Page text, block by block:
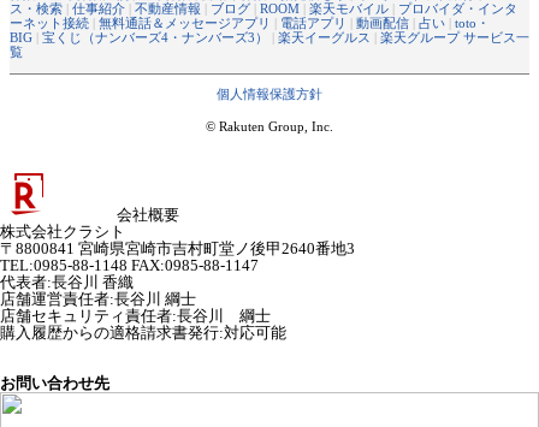
ス・検索 | 仕事紹介 | 不動産情報 | ブログ | ROOM | 楽天モバイル | プロバイダ・インタ
ーネット接続 | 無料通話＆メッセージアプリ | 電話アプリ | 動画配信 | 占い | toto・
BIG | 宝くじ（ナンバーズ4・ナンバーズ3） | 楽天イーグルス | 楽天グループ サービス一
覧
個人情報保護方針
© Rakuten Group, Inc.
会社概要
株式会社クラシト
〒8800841 宮崎県宮崎市吉村町堂ノ後甲2640番地3
TEL:0985-88-1148 FAX:0985-88-1147
代表者:長谷川 香織
店舗運営責任者:長谷川 綱士
店舗セキュリティ責任者:長谷川 綱士
購入履歴からの適格請求書発行:対応可能
お問い合わせ先